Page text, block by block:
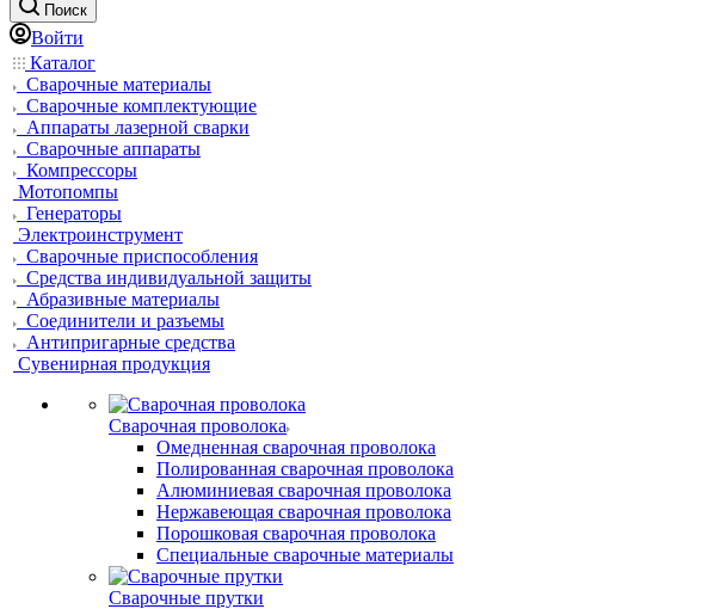
Поиск
Войти
Каталог
Сварочные материалы
Сварочные комплектующие
Аппараты лазерной сварки
Сварочные аппараты
Компрессоры
Мотопомпы
Генераторы
Электроинструмент
Сварочные приспособления
Средства индивидуальной защиты
Абразивные материалы
Соединители и разъемы
Антипригарные средства
Сувенирная продукция
Сварочная проволока
Омедненная сварочная проволока
Полированная сварочная проволока
Алюминиевая сварочная проволока
Нержавеющая сварочная проволока
Порошковая сварочная проволока
Специальные сварочные материалы
Сварочные прутки